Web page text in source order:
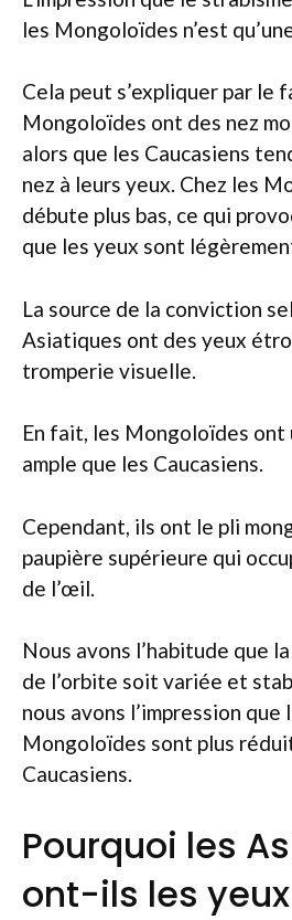
les Mongoloïdes n’est
Cela peut s’expliquer par le
Mongoloïdes ont des nez
alors que les Caucasiens
nez à leurs yeux. Chez les
débute plus bas, ce qui
que les yeux sont
La source de la conviction
Asiatiques ont des yeux
tromperie visuelle.
En fait, les Mongoloïdes ont
ample que les Caucasiens.
Cependant, ils ont le pli
paupière supérieure qui
de l’œil.
Nous avons l’habitude que
de l’orbite soit variée et
nous avons l’impression que
Mongoloïdes sont plus
Caucasiens.
Pourquoi les
ont-ils les